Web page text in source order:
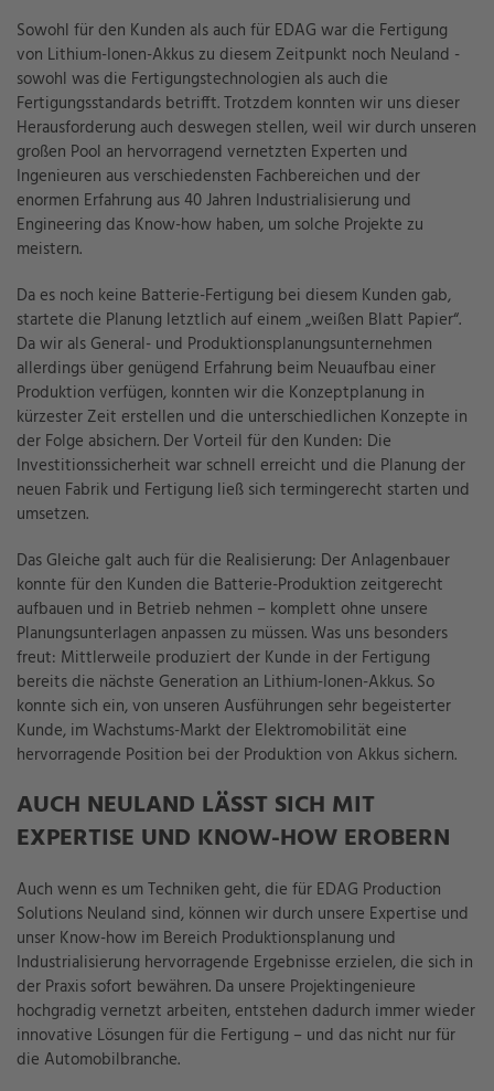
Sowohl für den Kunden als auch für EDAG war die Fertigung
von Lithium-Ionen-Akkus zu diesem Zeitpunkt noch Neuland -
sowohl was die Fertigungstechnologien als auch die
Fertigungsstandards betrifft. Trotzdem konnten wir uns dieser
Herausforderung auch deswegen stellen, weil wir durch unseren
großen Pool an hervorragend vernetzten Experten und
Ingenieuren aus verschiedensten Fachbereichen und der
enormen Erfahrung aus 40 Jahren Industrialisierung und
Engineering das Know-how haben, um solche Projekte zu
meistern.
Da es noch keine Batterie-Fertigung bei diesem Kunden gab,
startete die Planung letztlich auf einem „weißen Blatt Papier“.
Da wir als General- und Produktionsplanungsunternehmen
allerdings über genügend Erfahrung beim Neuaufbau einer
Produktion verfügen, konnten wir die Konzeptplanung in
kürzester Zeit erstellen und die unterschiedlichen Konzepte in
der Folge absichern. Der Vorteil für den Kunden: Die
Investitionssicherheit war schnell erreicht und die Planung der
neuen Fabrik und Fertigung ließ sich termingerecht starten und
umsetzen.
Das Gleiche galt auch für die Realisierung: Der Anlagenbauer
konnte für den Kunden die Batterie-Produktion zeitgerecht
aufbauen und in Betrieb nehmen – komplett ohne unsere
Planungsunterlagen anpassen zu müssen. Was uns besonders
freut: Mittlerweile produziert der Kunde in der Fertigung
bereits die nächste Generation an Lithium-Ionen-Akkus. So
konnte sich ein, von unseren Ausführungen sehr begeisterter
Kunde, im Wachstums-Markt der Elektromobilität eine
hervorragende Position bei der Produktion von Akkus sichern.
AUCH NEULAND LÄSST SICH MIT
EXPERTISE UND KNOW-HOW EROBERN
Auch wenn es um Techniken geht, die für EDAG Production
Solutions Neuland sind, können wir durch unsere Expertise und
unser Know-how im Bereich Produktionsplanung und
Industrialisierung hervorragende Ergebnisse erzielen, die sich in
der Praxis sofort bewähren. Da unsere Projektingenieure
hochgradig vernetzt arbeiten, entstehen dadurch immer wieder
innovative Lösungen für die Fertigung – und das nicht nur für
die Automobilbranche.